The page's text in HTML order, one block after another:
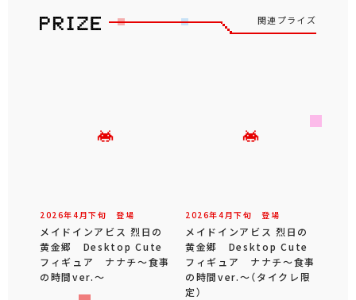
関連プライズ
2026年4 月下旬 登場
メイドインアビス 烈日の
黄金郷 Desktop Cute
フィギュア ナナチ～食事
の時間ver.～
2026年4 月下旬 登場
メイドインアビス 烈日の
黄金郷 Desktop Cute
フィギュア ナナチ～食事
の時間ver.～（タイクレ限
定）